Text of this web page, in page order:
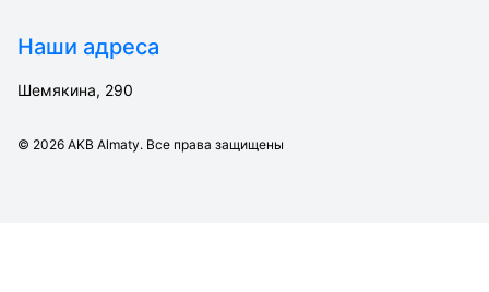
Наши адреса
Шемякина, 290
© 2026 AKB Almaty. Все права защищены